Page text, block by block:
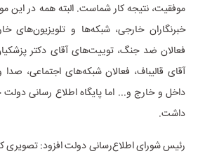
موفقیت، نتیجه کار شماست. البته همه در این
خبرنگاران خارجی، شبکه‌ها و تلویزیون‌های
فعالان ضد جنگ، توییت‌های آقای دکتر
آقای قالیباف، فعالان شبکه‌های اجتماعی،
داخل و خارج و... اما پایگاه اطلاع رسانی
داشت.
رئیس شورای اطلاع‌رسانی دولت افزود: تصویری که